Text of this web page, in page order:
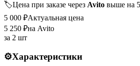
🏷️Цена при заказе через Avito выше на
5 000 ₽Актуальная цена
5 250 ₽на Avito
за 2 шт
⚙️Характеристики